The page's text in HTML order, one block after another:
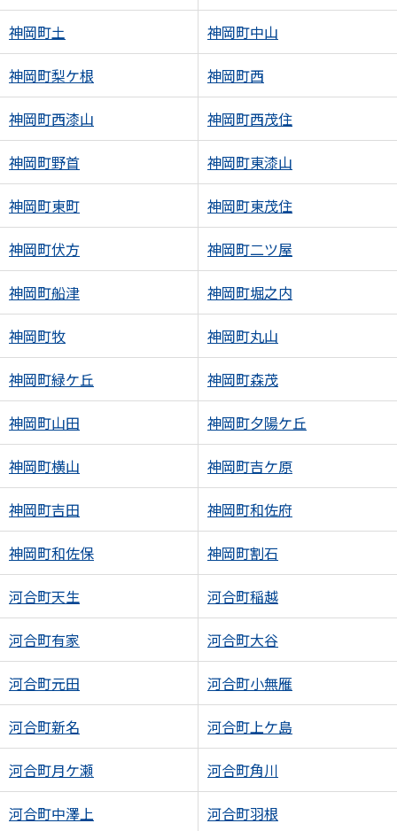
神岡町土 神岡町中山
神岡町梨ケ根 神岡町西
神岡町西漆山 神岡町西茂住
神岡町野首 神岡町東漆山
神岡町東町 神岡町東茂住
神岡町伏方 神岡町二ツ屋
神岡町船津 神岡町堀之内
神岡町牧 神岡町丸山
神岡町緑ケ丘 神岡町森茂
神岡町山田 神岡町夕陽ケ丘
神岡町横山 神岡町吉ケ原
神岡町吉田 神岡町和佐府
神岡町和佐保 神岡町割石
河合町天生 河合町稲越
河合町有家 河合町大谷
河合町元田 河合町小無雁
河合町新名 河合町上ケ島
河合町月ケ瀬 河合町角川
河合町中澤上 河合町羽根